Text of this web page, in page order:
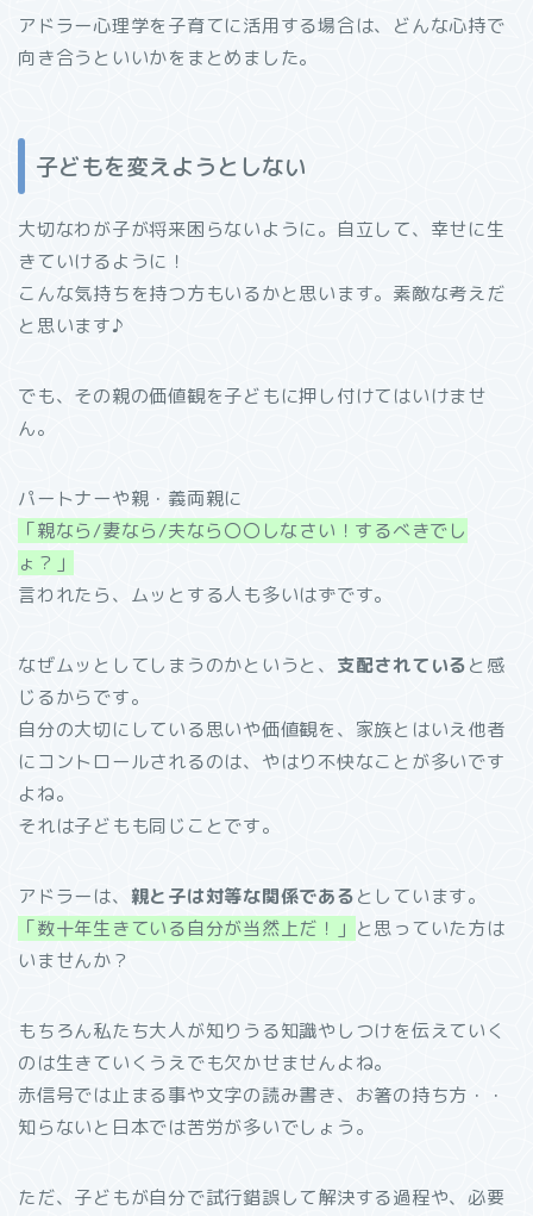
アドラー心理学を子育てに活用する場合は、どんな心持で
向き合うといいかをまとめました。
子どもを変えようとしない
大切なわが子が将来困らないように。自立して、幸せに生
きていけるように！
こんな気持ちを持つ方もいるかと思います。素敵な考えだ
と思います♪
でも、その親の価値観を子どもに押し付けてはいけませ
ん。
パートナーや親・義両親に
「親なら/妻なら/夫なら〇〇しなさい！するべきでし
ょ？」
言われたら、ムッとする人も多いはずです。
なぜムッとしてしまうのかというと、 支配されていると感
じるからです。
自分の大切にしている思いや価値観を、家族とはいえ他者
にコントロールされるのは、やはり不快なことが多いです
よね。
それは子どもも同じことです。
アドラーは、 親と子は対等な関係であるとしています。
「数十年生きている自分が当然上だ！」 と思っていた方は
いませんか？
もちろん私たち大人が知りうる知識やしつけを伝えていく
のは生きていくうえでも欠かせませんよね。
赤信号では止まる事や文字の読み書き、お箸の持ち方・・
知らないと日本では苦労が多いでしょう。
ただ、子どもが自分で試行錯誤して解決する過程や、必要